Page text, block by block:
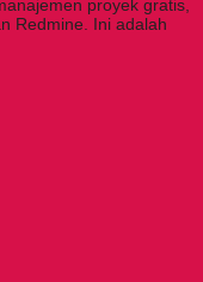
proyek gratis,
Redmine. Ini adalah